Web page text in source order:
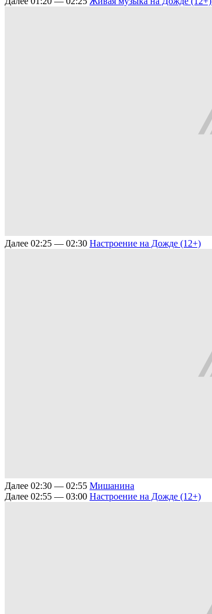
Далее 02:25 — 02:30 Настроение на Дожде (12+)
Далее 02:30 — 02:55 Мишанина
Далее 02:55 — 03:00 Настроение на Дожде (12+)